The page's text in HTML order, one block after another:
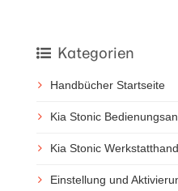
Kategorien
Handbücher Startseite
Kia Stonic
Kia Stonic
Einstellung und